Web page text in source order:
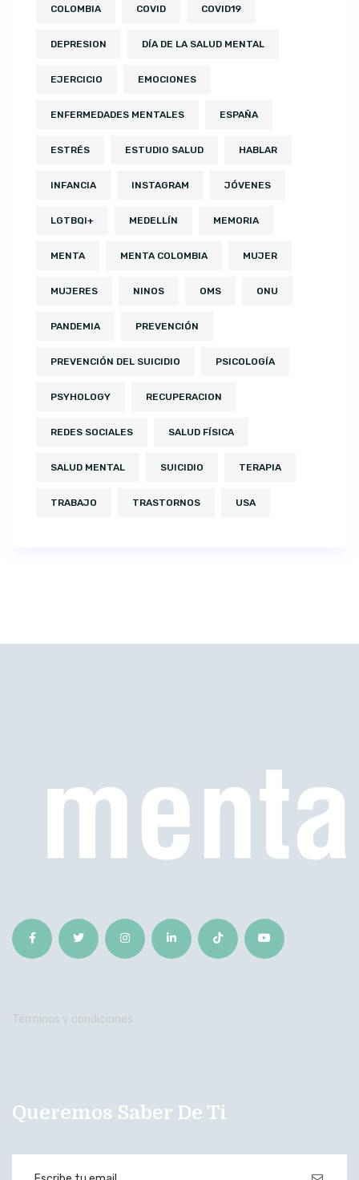
COLOMBIA COVID COVID19
DEPRESION DÍA DE LA SALUD MENTAL
EJERCICIO EMOCIONES
ENFERMEDADES MENTALES ESPAÑA
ESTRÉS ESTUDIO SALUD HABLAR
INFANCIA INSTAGRAM JÓVENES
LGTBQI+ MEDELLÍN MEMORIA
MENTA MENTA COLOMBIA MUJER
MUJERES NINOS OMS ONU
PANDEMIA PREVENCIÓN
PREVENCIÓN DEL SUICIDIO PSICOLOGÍA
PSYHOLOGY RECUPERACION
REDES SOCIALES SALUD FÍSICA
SALUD MENTAL SUICIDIO TERAPIA
TRABAJO TRASTORNOS USA
Términos y condiciones
Queremos Saber De Ti